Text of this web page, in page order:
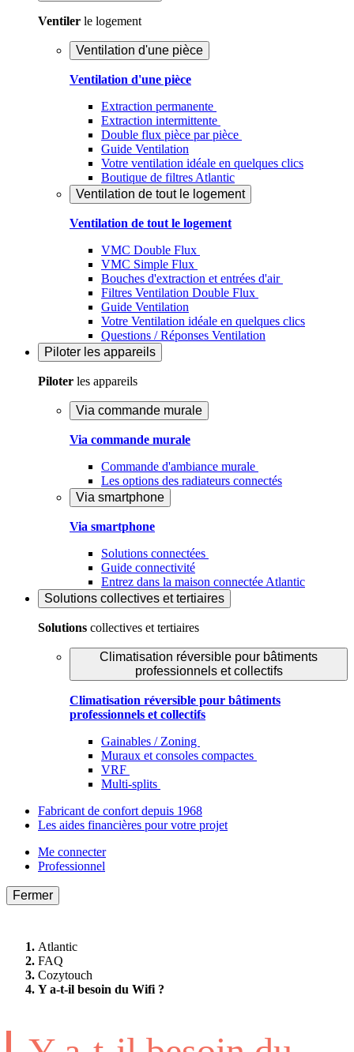
Ventiler le logement
Ventilation d'une pièce
Ventilation d'une pièce
Extraction permanente
Extraction intermittente
Double flux pièce par pièce
Guide Ventilation
Votre ventilation idéale en quelques clics
Boutique de filtres Atlantic
Ventilation de tout le logement
Ventilation de tout le logement
VMC Double Flux
VMC Simple Flux
Bouches d'extraction et entrées d'air
Filtres Ventilation Double Flux
Guide Ventilation
Votre Ventilation idéale en quelques clics
Questions / Réponses Ventilation
Piloter les appareils
Piloter les appareils
Via commande murale
Via commande murale
Commande d'ambiance murale
Les options des radiateurs connectés
Via smartphone
Via smartphone
Solutions connectées
Guide connectivité
Entrez dans la maison connectée Atlantic
Solutions collectives et tertiaires
Solutions collectives et tertiaires
Climatisation réversible pour bâtiments
professionnels et collectifs
Climatisation réversible pour bâtiments
professionnels et collectifs
Gainables / Zoning
Muraux et consoles compactes
VRF
Multi-splits
Fabricant de confort depuis 1968
Les aides financières pour votre projet
Me connecter
Professionnel
Fermer
Atlantic
FAQ
Cozytouch
Y a-t-il besoin du Wifi ?